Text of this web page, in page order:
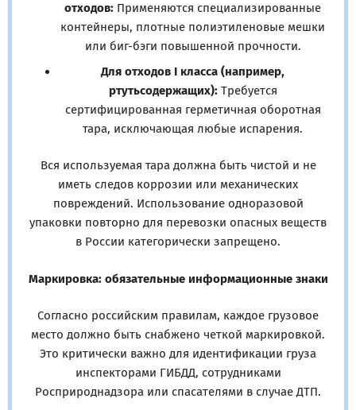
отходов: Применяются специализированные
контейнеры, плотные полиэтиленовые мешки
или биг-бэги повышенной прочности.
Для отходов I класса (например,
ртутьсодержащих):Требуется
сертифицированная герметичная оборотная
тара, исключающая любые испарения.
Вся используемая тара должна быть чистой и не
иметь следов коррозии или механических
повреждений. Использование одноразовой
упаковки повторно для перевозки опасных веществ
в России категорически запрещено.
Маркировка: обязательные информационные знаки
Согласно российским правилам, каждое грузовое
место должно быть снабжено четкой маркировкой.
Это критически важно для идентификации груза
инспекторами ГИБДД, сотрудниками
Росприроднадзора или спасателями в случае ДТП.